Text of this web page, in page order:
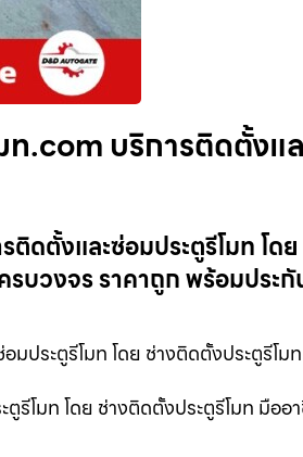
ท.com บริการติดตั้งแ
ดตั้งและซ่อมประตูรีโมท โด
บวงจร ราคาถูก พร้อมประ
ประตูรีโมท โดย ช่างติดตั้งประตูรีโม
รีโมท โดย ช่างติดตั้งประตูรีโมท มืออ